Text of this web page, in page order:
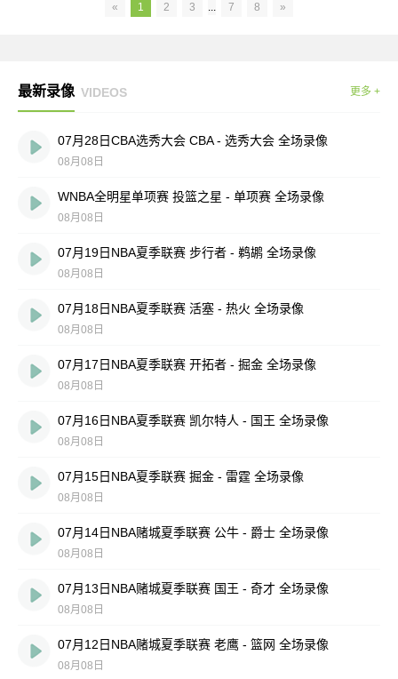
« 1 2 3 ... 7 8 »
最新录像 VIDEOS 更多 +
07月28日CBA选秀大会 CBA - 选秀大会 全场录像
08月08日
WNBA全明星单项赛 投篮之星 - 单项赛 全场录像
08月08日
07月19日NBA夏季联赛 步行者 - 鹈鹕 全场录像
08月08日
07月18日NBA夏季联赛 活塞 - 热火 全场录像
08月08日
07月17日NBA夏季联赛 开拓者 - 掘金 全场录像
08月08日
07月16日NBA夏季联赛 凯尔特人 - 国王 全场录像
08月08日
07月15日NBA夏季联赛 掘金 - 雷霆 全场录像
08月08日
07月14日NBA赌城夏季联赛 公牛 - 爵士 全场录像
08月08日
07月13日NBA赌城夏季联赛 国王 - 奇才 全场录像
08月08日
07月12日NBA赌城夏季联赛 老鹰 - 篮网 全场录像
08月08日